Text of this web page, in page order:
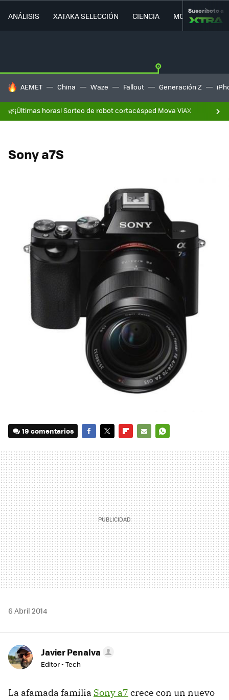
ANÁLISIS XATAKA SELECCIÓN CIENCIA MOVILIDAD
Suscríbete a
HOY SE HABLA DE
AEMET China Waze Fallout Generación Z
🌿¡Últimas horas! Sorteo de robot cortacésped Mova ViAX
Sony a7S
19 comentarios
MAIL
6 Abril 2014
Javier Penalva
Editor - Tech
La afamada familia Sony a7 crece con un nuevo